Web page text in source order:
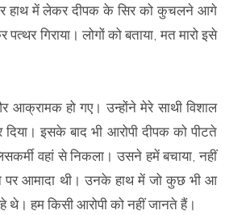
हाथ में लेकर दीपक के सिर को कुचलने आगे
गिराया। लोगों को बताया, मत मारो इसे
हो गए। उन्होंने मेरे साथी विशाल
इसके बाद भी आरोपी दीपक को पीटते
वहां से निकला। उसने हमें बचाया, नहीं
पर आमादा थी। उनके हाथ में जो कुछ भी आ
थे। हम किसी आरोपी को नहीं जानते हैं।